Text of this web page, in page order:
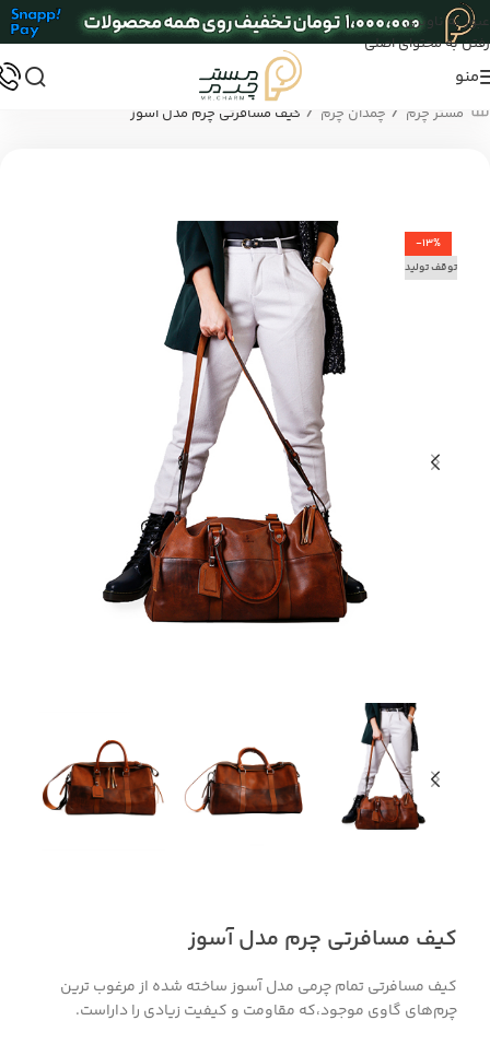
عبور به ناوبری
رفتن به محتوای اصلی
منو
مستر چرم / چمدان چرم / کیف مسافرتی چرم مدل آسوز
-13%
توقف تولید
کیف مسافرتی چرم مدل آسوز
کیف مسافرتی تمام چرمی مدل آسوز ساخته شده از مرغوب ترین
چرم‌های گاوی موجود،که مقاومت و کیفیت زیادی را داراست.